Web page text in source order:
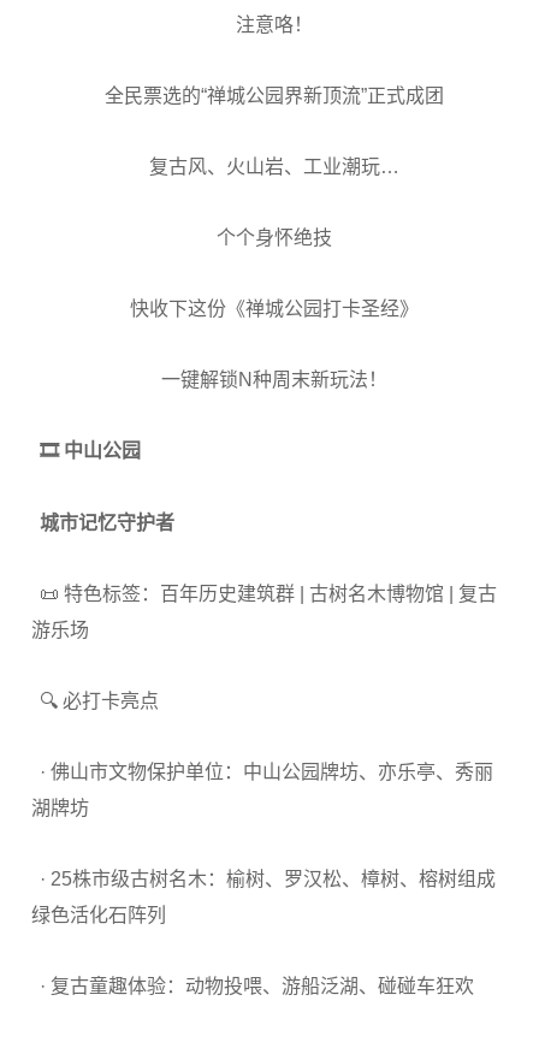
注意咯！
全民票选的“禅城公园界新顶流”正式成团
复古风、火山岩、工业潮玩…
个个身怀绝技
快收下这份《禅城公园打卡圣经》
一键解锁N种周末新玩法！
🎞️ 中山公园
城市记忆守护者
📜 特色标签：百年历史建筑群 | 古树名木博物馆 | 复古
游乐场
🔍 必打卡亮点
· 佛山市文物保护单位：中山公园牌坊、亦乐亭、秀丽
湖牌坊
· 25株市级古树名木：榆树、罗汉松、樟树、榕树组成
绿色活化石阵列
· 复古童趣体验：动物投喂、游船泛湖、碰碰车狂欢